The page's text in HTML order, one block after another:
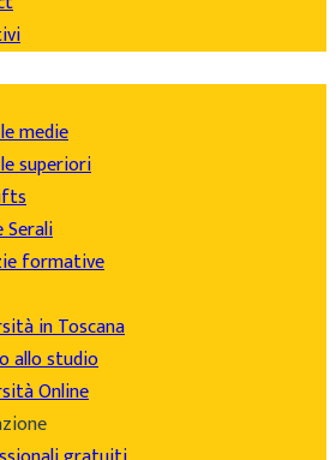
medie
superiori
Serali
formative
in Toscana
allo studio
Online